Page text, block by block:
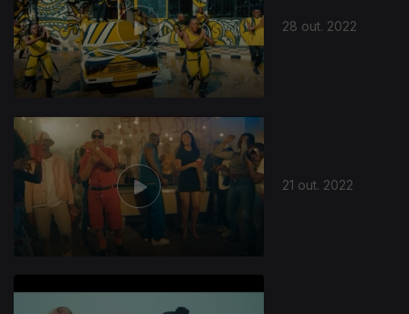
28 out. 2022
21 out. 2022